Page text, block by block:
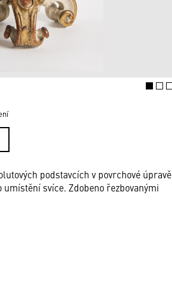
podstavcích v povrchové úpravě
svíce. Zdobeno řezbovanými